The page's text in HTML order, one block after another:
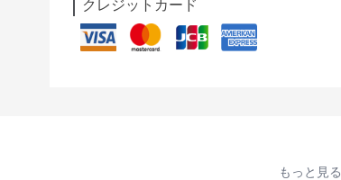
クレジットカード
もっと見る